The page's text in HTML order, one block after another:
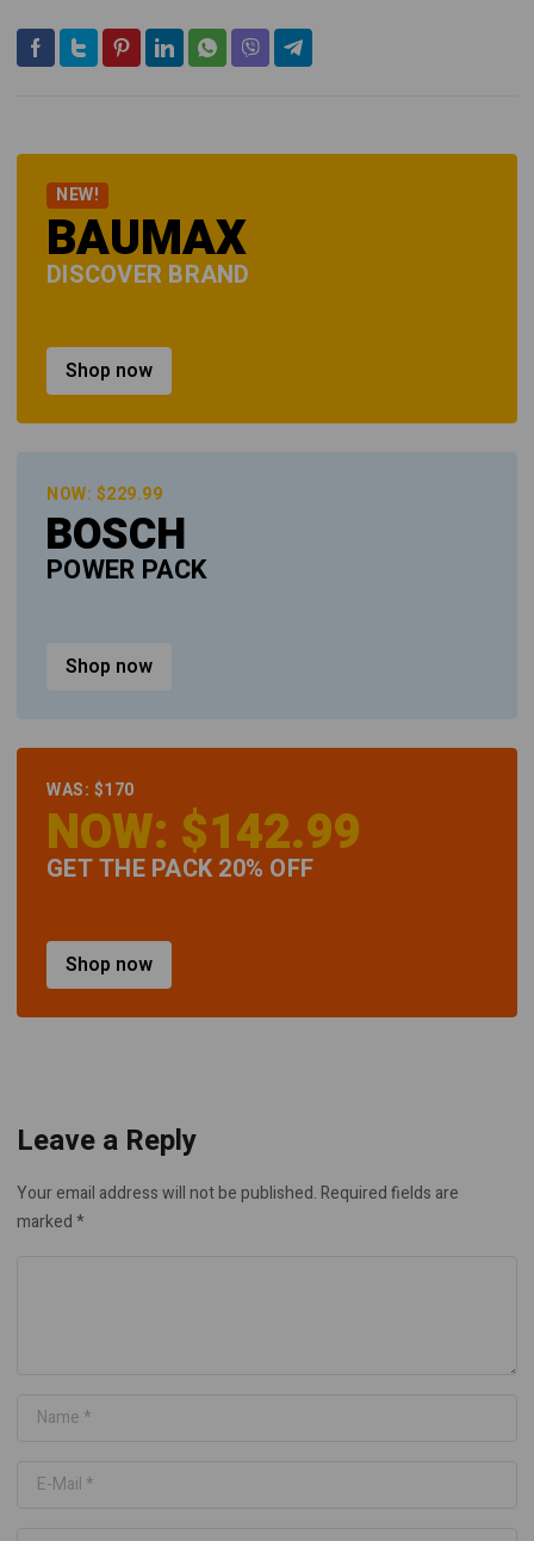
NEW!
BAUMAX
DISCOVER BRAND
Shop now
NOW: $229.99
BOSCH
POWER PACK
Shop now
WAS: $170
NOW: $142.99
GET THE PACK 20% OFF
Shop now
Leave a Reply
Your email address will not be published. Required fields are
marked*